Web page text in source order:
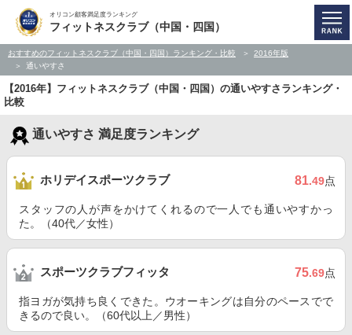
オリコン顧客満足度ランキング
フィットネスクラブ（中国・四国）
おすすめのフィットネスクラブ（中国・四国）ランキング・比較
2016年版
通いやすさ
【2016年】フィットネスクラブ（中国・四国）の通いやすさランキング・
比較
通いやすさ 満足度ランキング
ホリデイスポーツクラブ 81.49点
スタッフの人が声をかけてくれるので一人でも通いやすかっ
た。（40代／女性）
スポーツクラブフィッタ 75.69点
指ヨガが気持ち良くできた。ウオーキングは自分のペースでで
きるので良い。（60代以上／男性）